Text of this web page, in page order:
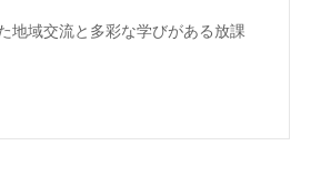
地域交流と多彩な学びがある放課